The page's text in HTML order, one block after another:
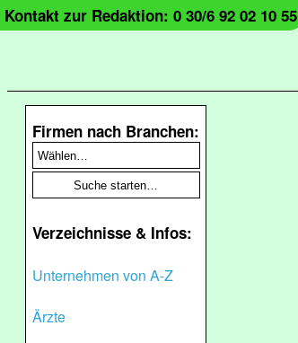
Kontakt zur Redaktion: 0 30/6 92 02 10 55
Firmen nach Branchen:
Verzeichnisse & Infos:
Unternehmen von A-Z
Ärzte